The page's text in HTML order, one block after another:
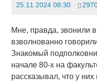
25.11.2024 08:30
Мне, правда, звонили
взволнованно
Знакомый
начале 80-х на
рассказывал, что у